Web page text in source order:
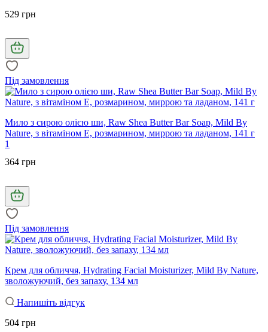
529 грн
Під замовлення
Мило з сирою олією ши, Raw Shea Butter Bar Soap, Mild By
Nature, з вітаміном E, розмарином, миррою та ладаном, 141 г
1
364 грн
Під замовлення
Крем для обличчя, Hydrating Facial Moisturizer, Mild By Nature,
зволожуючий, без запаху, 134 мл
Напишіть відгук
504 грн